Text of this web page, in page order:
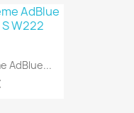
AdBlue...